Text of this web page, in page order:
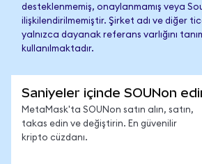
desteklenmemiş, onaylanmamış veya
ilişkilendirilmemiştir. Şirket adı ve diğer
yalnızca dayanak referans varlığını
kullanılmaktadır.
Saniyeler içinde SOUNon
MetaMask'ta SOUNon satın alın, satın,
takas edin ve değiştirin. En güvenilir
kripto cüzdanı.